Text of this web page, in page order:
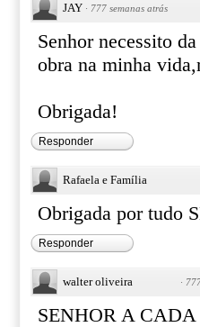
JAY · 777 semanas atrás
Senhor necessito
obra na minha
Obrigada!
Responder
Rafaela e Família
Obrigada por tudo
Responder
walter oliveira ·
SENHOR A